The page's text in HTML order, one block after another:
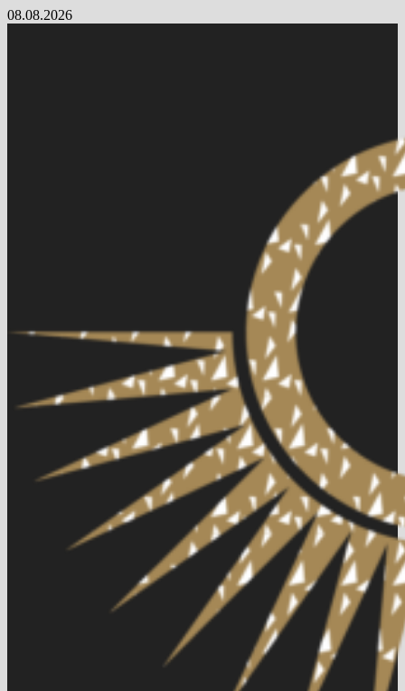
Skip
08.08.2026